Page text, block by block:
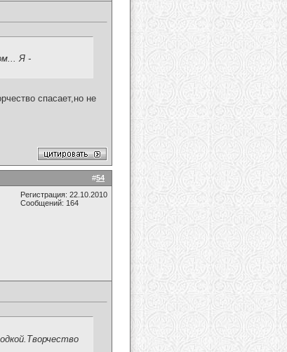
Я -
спасает,но не
#54
Регистрация: 22.10.2010
Сообщений: 164